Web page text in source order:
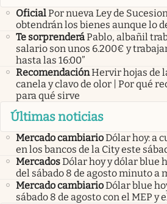
OficialPor nueva Ley de
obtendrán los bienes aunque lo
Te sorprenderáPablo, albañil
salario son unos 6.200€ y
hasta las 16:00”
RecomendaciónHervir hojas de
canela y clavo de olor | Por qué
para qué sirve
Últimas noticias
Mercado cambiarioDólar hoy: a
en los bancos de la City este
MercadosDólar hoy y dólar blue
del sábado 8 de agosto minuto a
Mercado cambiarioDólar blue
sábado 8 de agosto con el MEP y